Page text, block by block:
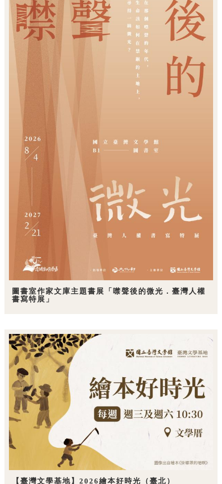
圖書室作家文庫主題書展「噤聲後的微光．臺灣人權
書寫特展」
【臺灣文學基地】2026繪本好時光（臺北）